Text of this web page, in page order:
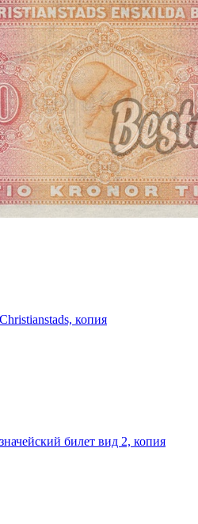
копия
билет вид 2, копия